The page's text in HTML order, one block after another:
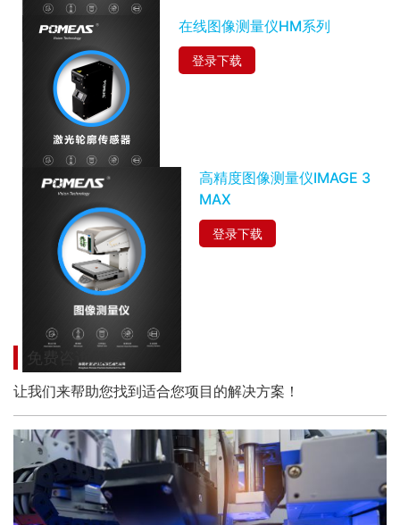
在线图像测量仪HM系列
登录下载
高精度图像测量仪IMAGE 3
MAX
登录下载
免费咨询服务
让我们来帮助您找到适合您项目的解决方案！